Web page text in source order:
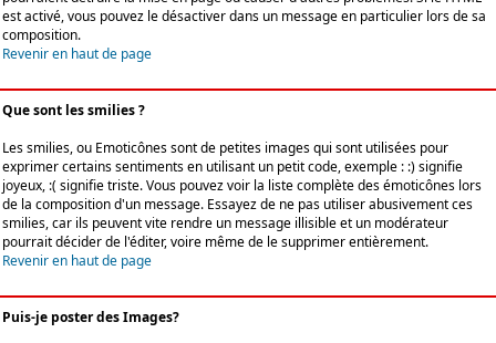
est activé, vous pouvez le désactiver dans un message en particulier lors de sa
composition.
Revenir en haut de page
Que sont les smilies ?
Les smilies, ou Emoticônes sont de petites images qui sont utilisées pour
exprimer certains sentiments en utilisant un petit code, exemple : :) signifie
joyeux, :( signifie triste. Vous pouvez voir la liste complète des émoticônes lors
de la composition d'un message. Essayez de ne pas utiliser abusivement ces
smilies, car ils peuvent vite rendre un message illisible et un modérateur
pourrait décider de l'éditer, voire même de le supprimer entièrement.
Revenir en haut de page
Puis-je poster des Images?